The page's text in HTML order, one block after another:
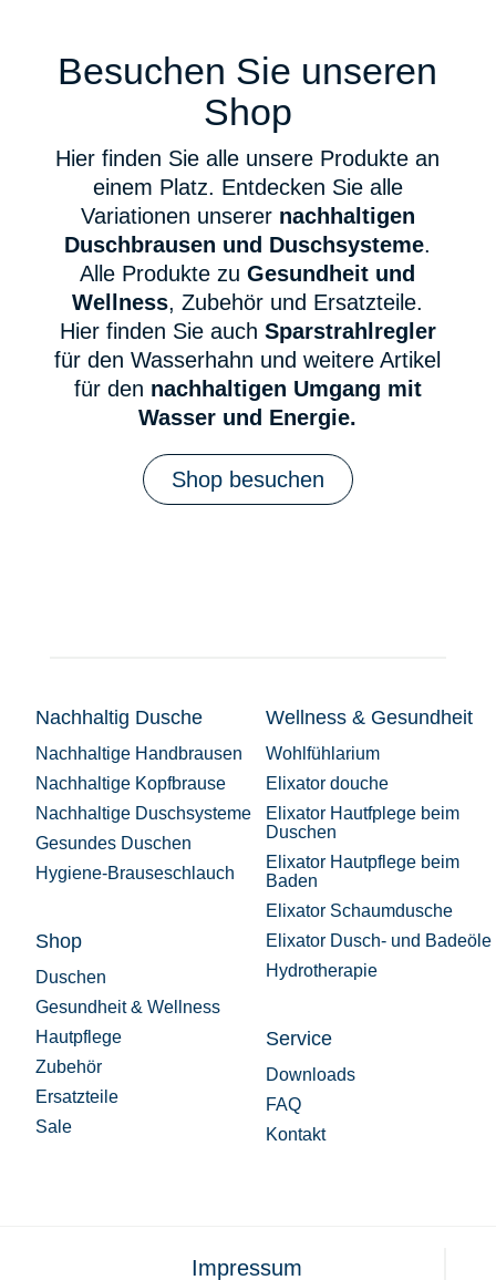
Besuchen Sie unseren
Shop
Hier finden Sie alle unsere Produkte an
einem Platz. Entdecken Sie alle
Variationen unserer nachhaltigen
Duschbrausen und Duschsysteme.
Alle Produkte zuGesundheit und
Wellness, Zubehör und Ersatzteile.
Hier finden Sie auch Sparstrahlregler
für den Wasserhahn und weitere Artikel
für den nachhaltigen Umgang mit
Wasser und Energie.
Shop besuchen
Nachhaltig Dusche
Nachhaltige Handbrausen
Nachhaltige Kopfbrause
Nachhaltige Duschsysteme
Gesundes Duschen
Hygiene-Brauseschlauch
Shop
Duschen
Gesundheit & Wellness
Hautpflege
Zubehör
Ersatzteile
Sale
Wellness & Gesundheit
Wohlfühlarium
Elixator douche
Elixator Hautfplege beim
Duschen
Elixator Hautpflege beim
Baden
Elixator Schaumdusche
Elixator Dusch- und Badeöle
Hydrotherapie
Service
Downloads
FAQ
Kontakt
Impressum